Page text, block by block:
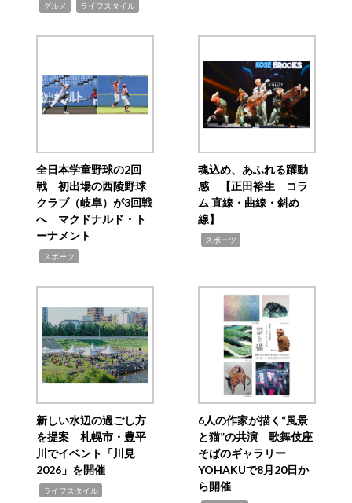
グルメ ライフスタイル
全日本学童野球の2回
戦 初出場の西陵野球
クラブ（岐阜）が3回戦
へ マクドナルド・ト
ーナメント
スポーツ
魂込め、あふれる躍動
感 【正田裕生 コラ
ム 直線・曲線・斜め
線】
スポーツ
新しい水辺の過ごし方
を提案 札幌市・豊平
川でイベント「川見
2026」を開催
ライフスタイル
6人の作家が描く“風景
と猫”の共演 歌舞伎座
そばのギャラリー
YOHAKUで8月20日か
ら開催